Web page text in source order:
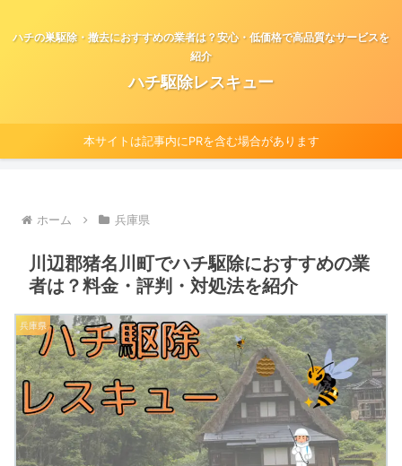
ハチの巣駆除・撤去におすすめの業者は？安心・低価格で高品質なサービスを
紹介
ハチ駆除レスキュー
本サイトは記事内にPRを含む場合があります
ホーム 兵庫県
川辺郡猪名川町でハチ駆除におすすめの業
者は？料金・評判・対処法を紹介
兵庫県